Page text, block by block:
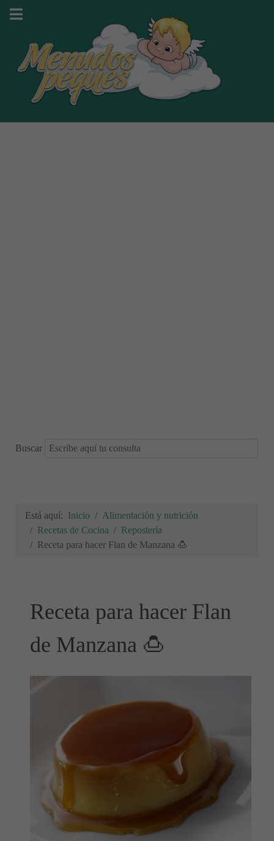
Buscar
Está aquí: Inicio
Alimentación y nutrición
Recetas de Cocina
Repostería
Receta para hacer Flan de Manzana 🍮
Receta para hacer Flan
de Manzana 🍮